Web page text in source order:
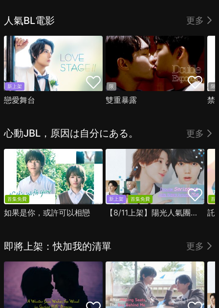
人氣BL電影 更多
新上架
戀愛舞台
限
雙重暴露
限
禁
心動JBL，原因は自分にある。 更多
首集免費
如果是你，或許可以相戀
新上架 首集免費
【8/11上架】陽光人氣團中的芹澤，在我面前卻有點不對勁
首
託
即將上架：快加我的清單 更多